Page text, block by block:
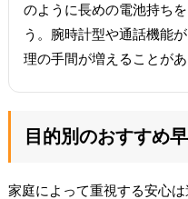
のように長めの電池持ち
う。腕時計型や通話機能
理の手間が増えることがあ
目的別のおすすめ
家庭によって重視する安心